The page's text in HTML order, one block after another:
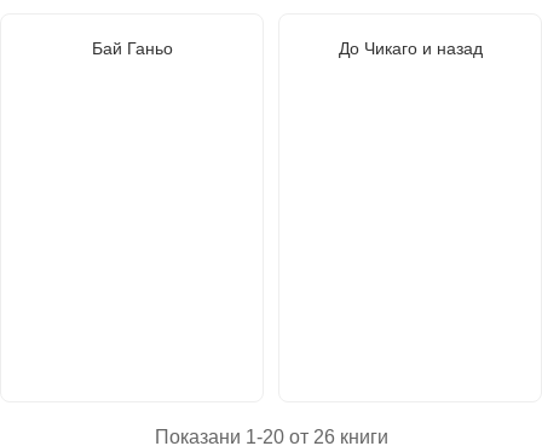
Бай Ганьо До Чикаго и назад
Показани 1-20 от 26 книги